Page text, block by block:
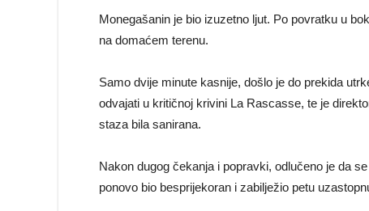
Monegašanin je bio izuzetno ljut. Po povratku u
na domaćem terenu.
Samo dvije minute kasnije, došlo je do prekida
odvajati u kritičnoj krivini La Rascasse, te je
staza bila sanirana.
Nakon dugog čekanja i popravki, odlučeno je da
ponovo bio besprijekoran i zabilježio petu